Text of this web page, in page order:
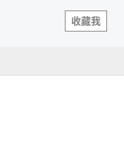
收藏我